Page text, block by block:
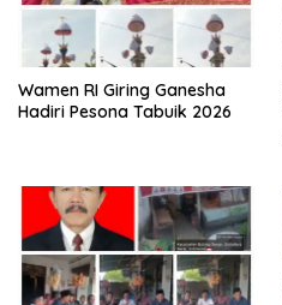
Wamen RI Giring Ganesha
Hadiri Pesona Tabuik 2026